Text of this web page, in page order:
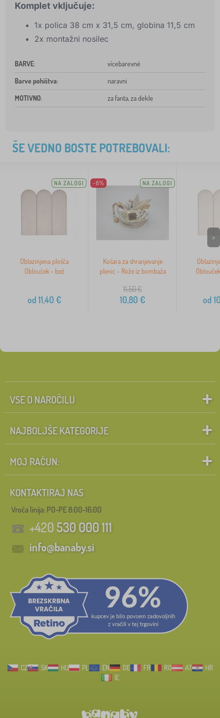
Komplet vključuje:
1x polica 38 cm x 31,5 cm, globina 11,5 cm
2x montažni nosilec
BARVE: vícebarevné
Barve pohištva: naravni
MOTIVNO: za fanta, za dekle
ŠE VEDNO BOSTE POTREBOVALI:
NA ZALOGI
Oblazinjena plošča
Oblouček - bež
od 11,40 €
-6% NA ZALOGI
Košara za shranjevanje
plenic - Rože iz bombaža
11,50€
10,80 € od
>
VSE O NAROČILU
NAJBOLJŠE KATEGORIJE
MOJ RAČUN:
KONTAKTIRAJ NAS
Vroča linija: PO-PE 8:00-16:00
+420530 000 111
info@banaby.si
CZ SK HU PL EN DE FR RO AT
HR
IE